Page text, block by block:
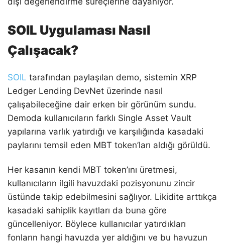
SOIL Uygulaması Nasıl
Çalışacak?
SOIL tarafından paylaşılan demo, sistemin XRP
Ledger Lending DevNet üzerinde nasıl
çalışabileceğine dair erken bir görünüm sundu.
Demoda kullanıcıların farklı Single Asset Vault
yapılarına varlık yatırdığı ve karşılığında kasadaki
paylarını temsil eden MBT token’ları aldığı görüldü.
Her kasanın kendi MBT token’ını üretmesi,
kullanıcıların ilgili havuzdaki pozisyonunu zincir
üstünde takip edebilmesini sağlıyor. Likidite arttıkça
kasadaki sahiplik kayıtları da buna göre
güncelleniyor. Böylece kullanıcılar yatırdıkları
fonların hangi havuzda yer aldığını ve bu havuzun